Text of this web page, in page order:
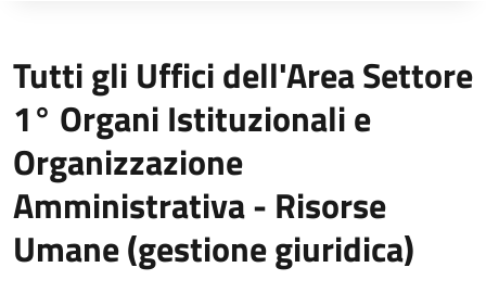
Tutti gli Uffici dell'Area Settore
1° Organi Istituzionali e
Organizzazione
Amministrativa - Risorse
Umane (gestione giuridica)